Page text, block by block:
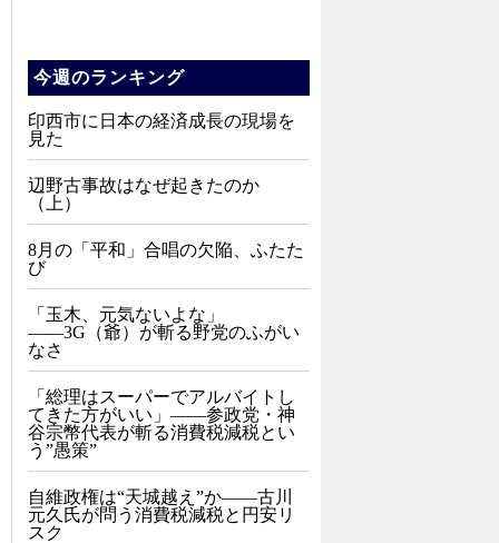
今週のランキング
印西市に日本の経済成長の現場を
見た
辺野古事故はなぜ起きたのか
（上）
8月の「平和」合唱の欠陥、ふたた
び
「玉木、元気ないよな」
――3G（爺）が斬る野党のふがい
なさ
「総理はスーパーでアルバイトし
てきた方がいい」――参政党・神
谷宗幣代表が斬る消費税減税とい
う”愚策”
自維政権は“天城越え”か――古川
元久氏が問う消費税減税と円安リ
スク